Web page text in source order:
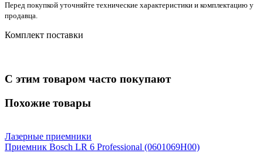
Перед покупкой уточняйте технические характеристики и комплектацию у
продавца.
Комплект поставки
С этим товаром часто покупают
Похожие товары
Лазерные приемники
Приемник Bosch LR 6 Professional (0601069H00)